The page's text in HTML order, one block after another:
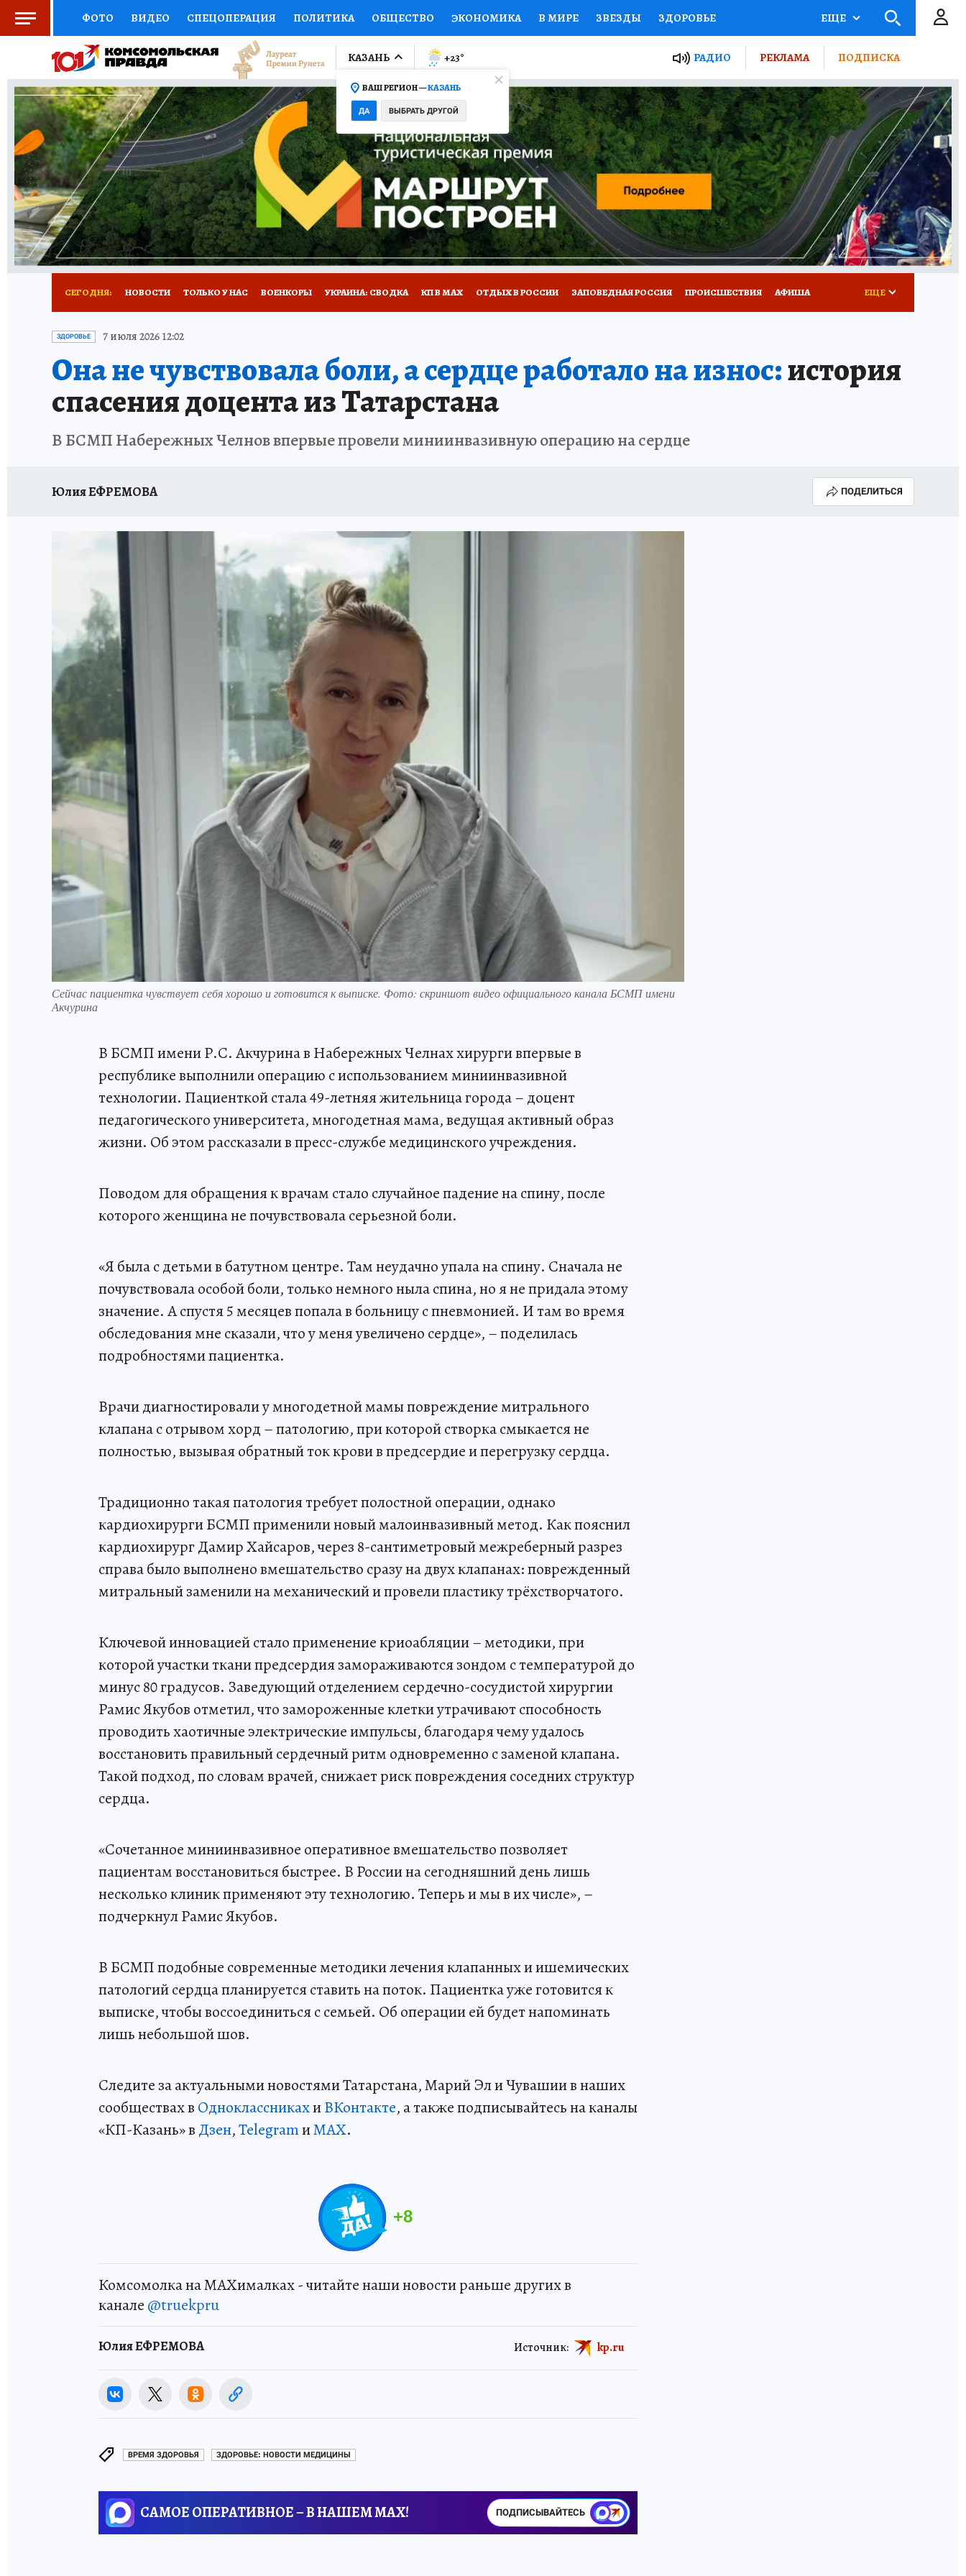
ФОТО ВИДЕО СПЕЦОПЕРАЦИЯ ПОЛИТИКА ОБЩЕСТВО ЭКОНОМИКА В МИРЕ ЗВЕЗДЫ ЗДОРОВЬЕ
СОЦПОДДЕРЖКА НАУКА СПОРТ КОЛУМНИСТЫ ПРОИСШЕСТВИЯ НАЦИОНАЛЬНЫЕ ПРОЕКТЫ РОССИИ
ВЫБОР ЭКСПЕРТОВ ДОКТОР ФИНАНСЫ ОТКРЫВАЕМ МИР Я ЗНАЮ СЕМЬЯ ЖЕНСКИЕ СЕКРЕТЫ ПУТЕВОДИТЕЛЬ
КНИЖНАЯ ПОЛКА ПРОГНОЗЫ НА СПОРТ ПРОМОКОДЫ СЕРИАЛЫ СПЕЦПРОЕКТЫ ДЕФИЦИТ ЖЕЛЕЗА ТУРИЗМ
ПРЕСС-ЦЕНТР НЕДВИЖИМОСТЬ ТЕЛЕВИЗОР КОЛЛЕКЦИИ КОНКУРСЫ РАБОТА У НАС ГИД ПОТРЕБИТЕЛЯ ВСЕ О КП
РАДИО КП РЕКЛАМА ТЕСТЫ НОВОЕ НА САЙТЕ
ЕЩЕ
КАЗАНЬ
ВАШ РЕГИОН —КАЗАНЬ
ДА ВЫБРАТЬ ДРУГОЙ
+23° РАДИО РЕКЛАМА ПОДПИСКА
СЕГОДНЯ: НОВОСТИ ТОЛЬКО У НАС ВОЕНКОРЫ УКРАИНА: СВОДКА КП В МАХ ОТДЫХ В РОССИИ ЗАПОВЕДНАЯ РОССИЯ ПРОИСШЕСТВИЯ АФИША
ТЕРРИТОРИЯ ДОБРА
ЕЩЕ
ЗДОРОВЬЕ 7 июля 2026 12:02
Она не чувствовала боли, а сердце работало на износ:история
спасения доцента из Татарстана
В БСМП Набережных Челнов впервые провели миниинвазивную операцию на сердце
Юлия ЕФРЕМОВА ПОДЕЛИТЬСЯ
Сейчас пациентка чувствует себя хорошо и готовится к выписке. Фото: скриншот видео официального канала БСМП имени
Акчурина
В БСМП имени Р.С. Акчурина в Набережных Челнах хирурги впервые в
республике выполнили операцию с использованием миниинвазивной
технологии. Пациенткой стала 49-летняя жительница города – доцент
педагогического университета, многодетная мама, ведущая активный образ
жизни. Об этом рассказали в пресс-службе медицинского учреждения.
Поводом для обращения к врачам стало случайное падение на спину, после
которого женщина не почувствовала серьезной боли.
«Я была с детьми в батутном центре. Там неудачно упала на спину. Сначала не
почувствовала особой боли, только немного ныла спина, но я не придала этому
значение. А спустя 5 месяцев попала в больницу с пневмонией. И там во время
обследования мне сказали, что у меня увеличено сердце», – поделилась
подробностями пациентка.
Врачи диагностировали у многодетной мамы повреждение митрального
клапана с отрывом хорд – патологию, при которой створка смыкается не
полностью, вызывая обратный ток крови в предсердие и перегрузку сердца.
Традиционно такая патология требует полостной операции, однако
кардиохирурги БСМП применили новый малоинвазивный метод. Как пояснил
кардиохирург Дамир Хайсаров, через 8-сантиметровый межреберный разрез
справа было выполнено вмешательство сразу на двух клапанах: поврежденный
митральный заменили на механический и провели пластику трёхстворчатого.
Ключевой инновацией стало применение криоабляции – методики, при
которой участки ткани предсердия замораживаются зондом с температурой до
минус 80 градусов. Заведующий отделением сердечно-сосудистой хирургии
Рамис Якубов отметил, что замороженные клетки утрачивают способность
проводить хаотичные электрические импульсы, благодаря чему удалось
восстановить правильный сердечный ритм одновременно с заменой клапана.
Такой подход, по словам врачей, снижает риск повреждения соседних структур
сердца.
«Сочетанное миниинвазивное оперативное вмешательство позволяет
пациентам восстановиться быстрее. В России на сегодняшний день лишь
несколько клиник применяют эту технологию. Теперь и мы в их числе», –
подчеркнул Рамис Якубов.
В БСМП подобные современные методики лечения клапанных и ишемических
патологий сердца планируется ставить на поток. Пациентка уже готовится к
выписке, чтобы воссоединиться с семьей. Об операции ей будет напоминать
лишь небольшой шов.
Следите за актуальными новостями Татарстана, Марий Эл и Чувашии в наших
сообществах в ОдноклассникахиВКонтакте, а также подписывайтесь на каналы
«КП-Казань» в Дзен,TelegramиMAX.
+8
Комсомолка на MAXималках - читайте наши новости раньше других в
канале @truekpru
Юлия ЕФРЕМОВА Источник: kp.ru
ВРЕМЯ ЗДОРОВЬЯ ЗДОРОВЬЕ: НОВОСТИ МЕДИЦИНЫ
САМОЕ ОПЕРАТИВНОЕ – В НАШЕМ MAX! ПОДПИСЫВАЙТЕСЬ